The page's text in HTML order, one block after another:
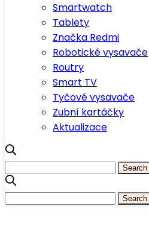
Smartwatch
Tablety
Značka Redmi
Robotické vysavače
Routry
Smart TV
Tyčové vysavače
Zubní kartáčky
Aktualizace